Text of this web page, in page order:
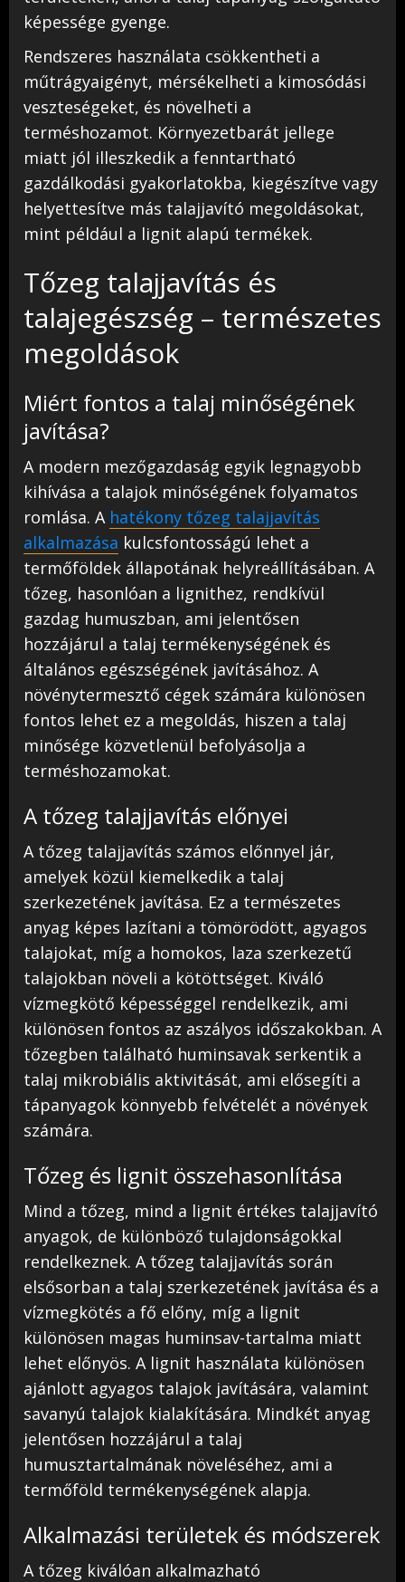
képessége gyenge.
Rendszeres használata csökkentheti a
műtrágyaigényt, mérsékelheti a kimosódási
veszteségeket, és növelheti a
terméshozamot. Környezetbarát jellege
miatt jól illeszkedik a fenntartható
gazdálkodási gyakorlatokba, kiegészítve vagy
helyettesítve más talajjavító megoldásokat,
mint például a lignit alapú termékek.
Tőzeg talajjavítás és
talajegészség – természetes
megoldások
Miért fontos a talaj minőségének
javítása?
A modern mezőgazdaság egyik legnagyobb
kihívása a talajok minőségének folyamatos
romlása. A hatékony tőzeg talajjavítás
alkalmazása kulcsfontosságú lehet a
termőföldek állapotának helyreállításában. A
tőzeg, hasonlóan a lignithez, rendkívül
gazdag humuszban, ami jelentősen
hozzájárul a talaj termékenységének és
általános egészségének javításához. A
növénytermesztő cégek számára különösen
fontos lehet ez a megoldás, hiszen a talaj
minősége közvetlenül befolyásolja a
terméshozamokat.
A tőzeg talajjavítás előnyei
A tőzeg talajjavítás számos előnnyel jár,
amelyek közül kiemelkedik a talaj
szerkezetének javítása. Ez a természetes
anyag képes lazítani a tömörödött, agyagos
talajokat, míg a homokos, laza szerkezetű
talajokban növeli a kötöttséget. Kiváló
vízmegkötő képességgel rendelkezik, ami
különösen fontos az aszályos időszakokban. A
tőzegben található huminsavak serkentik a
talaj mikrobiális aktivitását, ami elősegíti a
tápanyagok könnyebb felvételét a növények
számára.
Tőzeg és lignit összehasonlítása
Mind a tőzeg, mind a lignit értékes talajjavító
anyagok, de különböző tulajdonságokkal
rendelkeznek. A tőzeg talajjavítás során
elsősorban a talaj szerkezetének javítása és a
vízmegkötés a fő előny, míg a lignit
különösen magas huminsav-tartalma miatt
lehet előnyös. A lignit használata különösen
ajánlott agyagos talajok javítására, valamint
savanyú talajok kialakítására. Mindkét anyag
jelentősen hozzájárul a talaj
humusztartalmának növeléséhez, ami a
termőföld termékenységének alapja.
Alkalmazási területek és módszerek
A tőzeg kiválóan alkalmazható